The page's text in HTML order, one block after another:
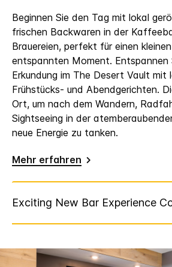
Beginnen Sie den Tag mit lokal
frischen Backwaren in der
Brauereien, perfekt für einen
entspannten Moment. Entspannen
Erkundung im The Desert Vault mit
Frühstücks- und Abendgerichten.
Ort, um nach dem Wandern,
Sightseeing in der
neue Energie zu tanken.
Mehr erfahren